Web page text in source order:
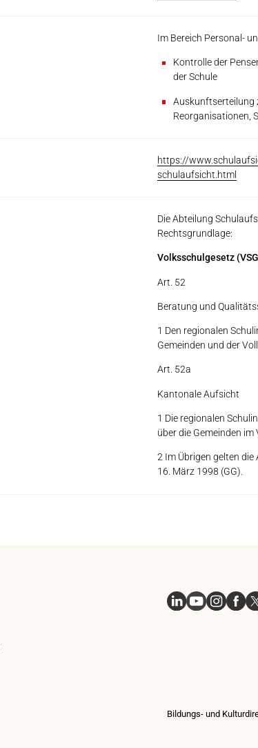
Im Bereich Personal-
Kontrolle der
der Schule
Auskunftserteilung
Reorganisationen,
https://
schulaufsicht.html
Die Abteilung
Rechtsgrundlage:
Volksschulgesetz
Art. 52
Beratung und
1 Den regionalen
Gemeinden und der
Art. 52a
Kantonale Aufsicht
1 Die regionalen
über die Gemeinden
2 Im Übrigen gelten die
16. März 1998 (GG).
Bildungs- und